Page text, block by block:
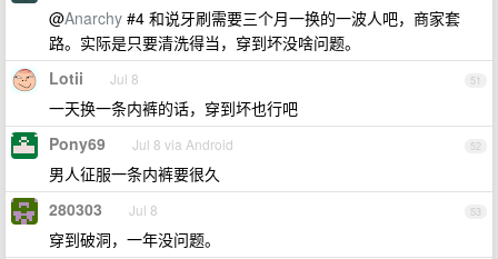
@Anarchy #4 和说牙刷需要三个月一换的一波人吧，商家套
路。实际是只要清洗得当，穿到坏没啥问题。
51
Lotii Jul 8
一天换一条内裤的话，穿到坏也行吧
52
Pony69 Jul 8 via Android
男人征服一条内裤要很久
53
280303 Jul 8
穿到破洞，一年没问题。